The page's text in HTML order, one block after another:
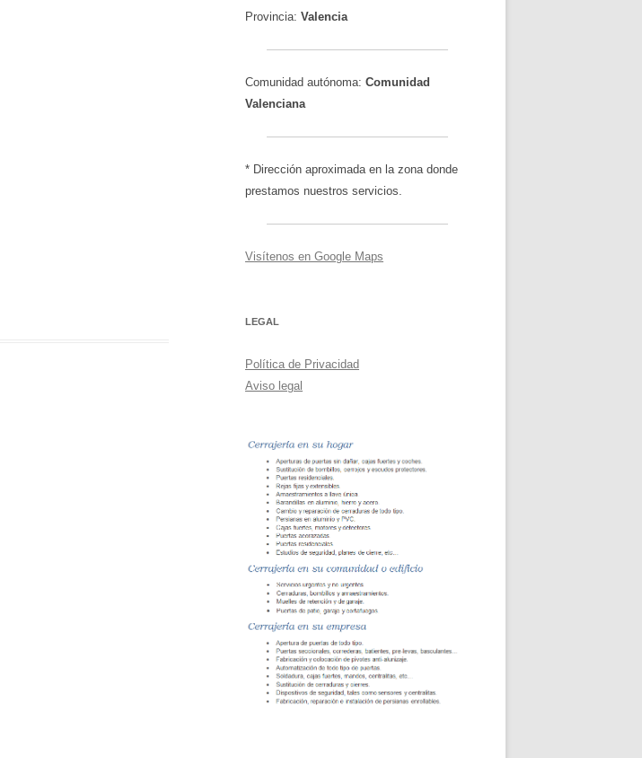
Provincia: Valencia
Comunidad autónoma: Comunidad
Valenciana
* Dirección aproximada en la zona donde
prestamos nuestros servicios.
Visítenos en Google Maps
LEGAL
Política de Privacidad
Aviso legal